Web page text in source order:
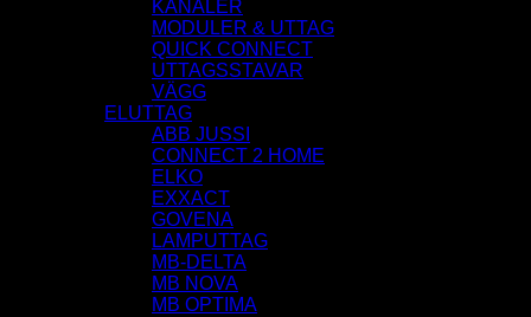
KANALER
MODULER & UTTAG
QUICK CONNECT
UTTAGSSTAVAR
VÄGG
ELUTTAG
ABB JUSSI
CONNECT 2 HOME
ELKO
EXXACT
GOVENA
LAMPUTTAG
MB-DELTA
MB NOVA
MB OPTIMA